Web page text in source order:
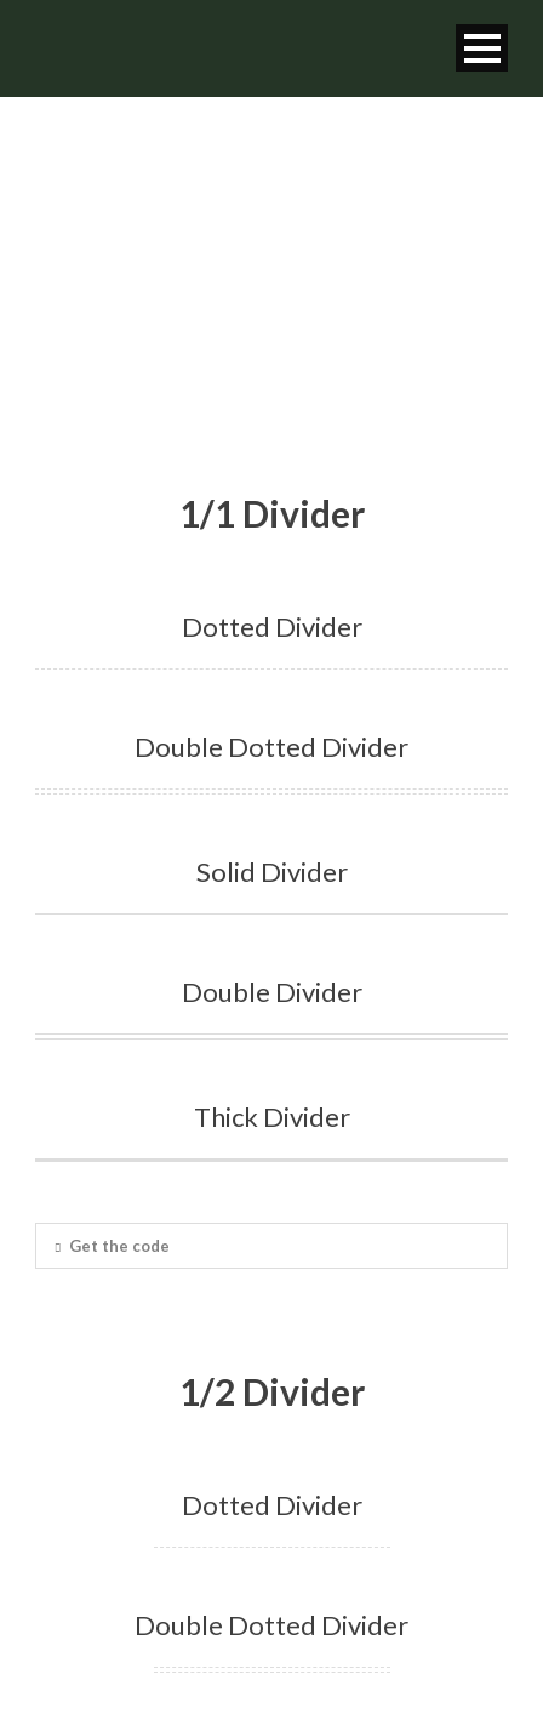
1/1 Divider
Dotted Divider
Double Dotted Divider
Solid Divider
Double Divider
Thick Divider
Get the code
1/2 Divider
Dotted Divider
Double Dotted Divider